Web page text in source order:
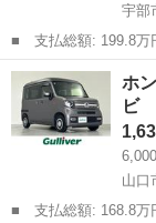
宇部
■ 支払総額: 199.8万円 ■ 車両本体価格： 1,913,000 円 ■ メーカ
ー名： ホンダ ■ 車
ッドＲＳ・ホンダ
ミラー型...
山口 宇部市
ホ
ビ
山口
■ 支払総額: 168.8万円 ■ 車両本体価格： 1,639,000 円 ■ メーカ